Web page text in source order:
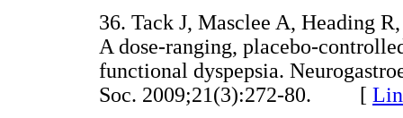
36. Tack J, Masclee A, Heading
A dose-ranging, placebo-
functional dyspepsia.
Soc. 2009;21(3):272-80. [